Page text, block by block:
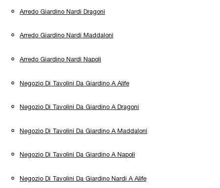
Arredo Giardino Nardi Dragoni
Arredo Giardino Nardi Maddaloni
Arredo Giardino Nardi Napoli
Negozio Di Tavolini Da Giardino A Alife
Negozio Di Tavolini Da Giardino A Dragoni
Negozio Di Tavolini Da Giardino A Maddaloni
Negozio Di Tavolini Da Giardino A Napoli
Negozio Di Tavolini Da Giardino Nardi A Alife